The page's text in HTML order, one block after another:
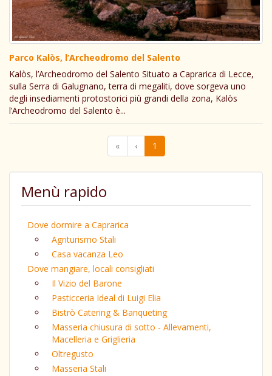
Parco Kalòs, l’Archeodromo del Salento
Kalòs, l’Archeodromo del Salento Situato a Caprarica di Lecce,
sulla Serra di Galugnano, terra di megaliti, dove sorgeva uno
degli insediamenti protostorici più grandi della zona, Kalòs
l’Archeodromo del Salento è...
« ‹ 1
Menù rapido
Dove dormire a Caprarica
Agriturismo Stali
Casa vacanza Leo
Dove mangiare, locali consigliati
Il Vizio del Barone
Pasticceria Ideal di Luigi Elia
Bistrò Catering & Banqueting
Masseria chiusura di sotto - Allevamenti,
Macelleria e Griglieria
Oltregusto
Masseria Stali